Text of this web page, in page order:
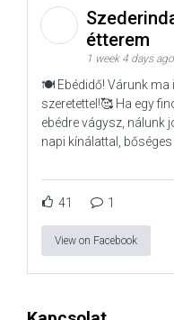
étterem
1 week 4 days ago
🍽️ Ebédidő! Várunk ma
szeretettel!🥰 Ha egy
ebédre vágysz, nálunk
napi kínálattal,
41 1
View on Facebook